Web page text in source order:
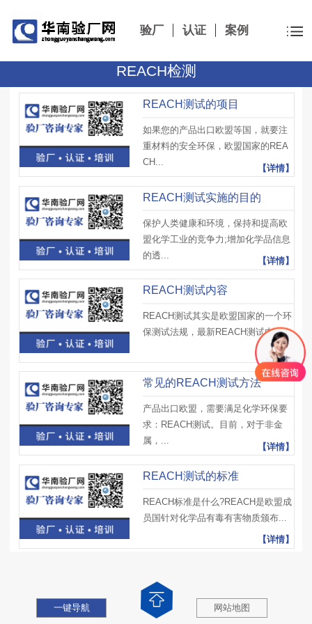
验厂 认证 案例
REACH检测
REACH测试的项目
如果您的产品出口欧盟等国，就要注
重材料的安全环保，欧盟国家的REA
CH...
【详情】
REACH测试实施的目的
保护人类健康和环境，保持和提高欧
盟化学工业的竞争力;增加化学品信息
的透...
【详情】
REACH测试内容
REACH测试其实是欧盟国家的一个环
保测试法规，最新REACH测试内容...
【详情】
常见的REACH测试方法
产品出口欧盟，需要满足化学环保要
求：REACH测试。目前，对于非金
属，...
【详情】
REACH测试的标准
REACH标准是什么?REACH是欧盟成
员国针对化学品有毒有害物质颁布...
【详情】
一键导航 网站地图